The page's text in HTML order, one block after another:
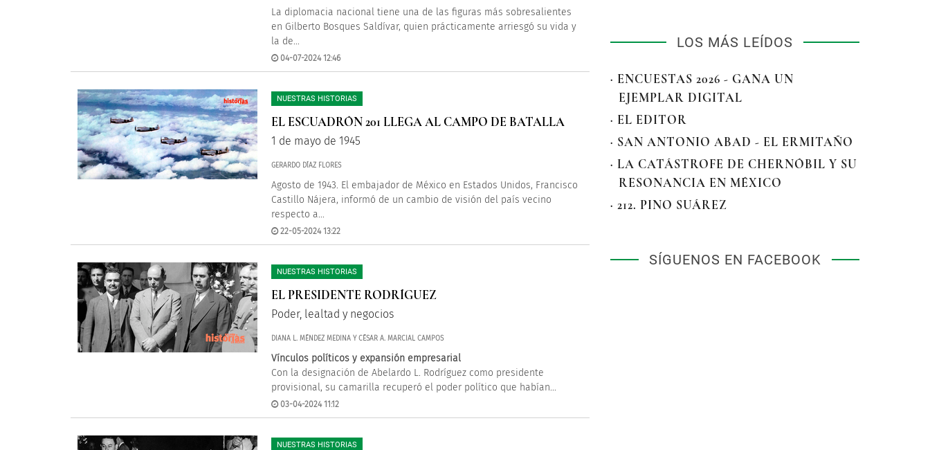
La diplomacia nacional tiene una de las figuras más sobresalientes
en Gilberto Bosques Saldívar, quien prácticamente arriesgó su vida y
la de...
04-07-2024 12:46
NUESTRAS HISTORIAS
EL ESCUADRÓN 201 LLEGA AL CAMPO DE BATALLA
1 de mayo de 1945
GERARDO DÍAZ FLORES
Agosto de 1943. El embajador de México en Estados Unidos, Francisco
Castillo Nájera, informó de un cambio de visión del país vecino
respecto a...
22-05-2024 13:22
NUESTRAS HISTORIAS
EL PRESIDENTE RODRÍGUEZ
Poder, lealtad y negocios
DIANA L. MÉNDEZ MEDINA Y CÉSAR A. MARCIAL CAMPOS
Vínculos políticos y expansión empresarial
Con la designación de Abelardo L. Rodríguez como presidente
provisional, su camarilla recuperó el poder político que habían...
03-04-2024 11:12
NUESTRAS HISTORIAS
LOS MÁS LEÍDOS
· ENCUESTAS 2026 - GANA UN
EJEMPLAR DIGITAL
· EL EDITOR
· SAN ANTONIO ABAD - EL ERMITAÑO
· LA CATÁSTROFE DE CHERNÓBIL Y SU
RESONANCIA EN MÉXICO
· 212. PINO SUÁREZ
SÍGUENOS EN FACEBOOK